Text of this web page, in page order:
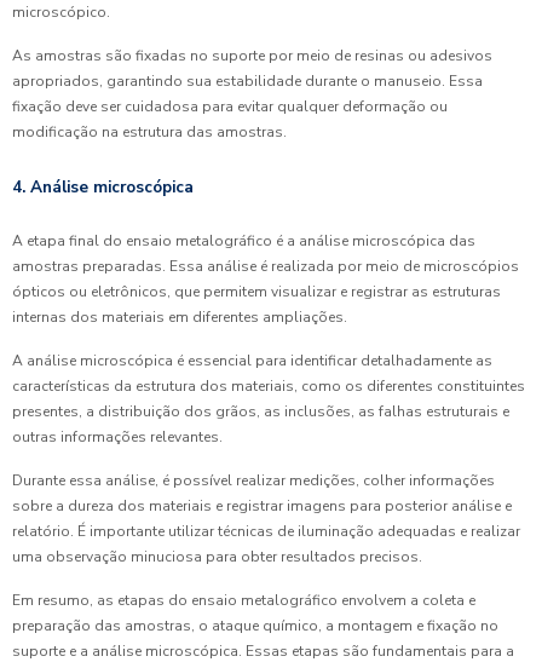
microscópico.
As amostras são fixadas no suporte por meio de resinas ou adesivos
apropriados, garantindo sua estabilidade durante o manuseio. Essa
fixação deve ser cuidadosa para evitar qualquer deformação ou
modificação na estrutura das amostras.
4. Análise microscópica
A etapa final do ensaio metalográfico é a análise microscópica das
amostras preparadas. Essa análise é realizada por meio de microscópios
ópticos ou eletrônicos, que permitem visualizar e registrar as estruturas
internas dos materiais em diferentes ampliações.
A análise microscópica é essencial para identificar detalhadamente as
características da estrutura dos materiais, como os diferentes constituintes
presentes, a distribuição dos grãos, as inclusões, as falhas estruturais e
outras informações relevantes.
Durante essa análise, é possível realizar medições, colher informações
sobre a dureza dos materiais e registrar imagens para posterior análise e
relatório. É importante utilizar técnicas de iluminação adequadas e realizar
uma observação minuciosa para obter resultados precisos.
Em resumo, as etapas do ensaio metalográfico envolvem a coleta e
preparação das amostras, o ataque químico, a montagem e fixação no
suporte e a análise microscópica. Essas etapas são fundamentais para a